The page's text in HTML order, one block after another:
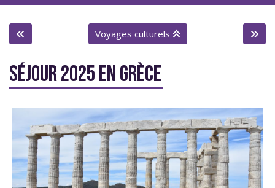
Voyages culturels
SÉJOUR 2025 EN GRÈCE